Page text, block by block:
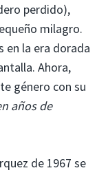
perdido),
milagro.
en la era dorada
Ahora,
género con su
años de
de 1967 se